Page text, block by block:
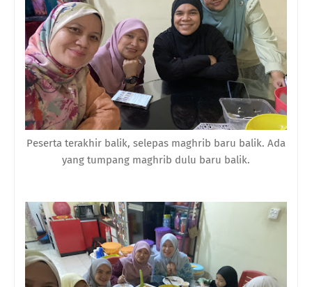
Peserta terakhir balik, selepas maghrib baru balik. Ada
yang tumpang maghrib dulu baru balik.